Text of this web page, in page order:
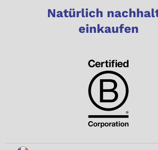
Natürlich
einkaufen